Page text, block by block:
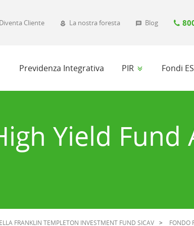
Diventa Cliente local_florist La nostra foresta message Blog
Previdenza Integrativa PIR Fondi
Yield Fund
FRANKLIN TEMPLETON INVESTMENT FUND SICAV FONDO